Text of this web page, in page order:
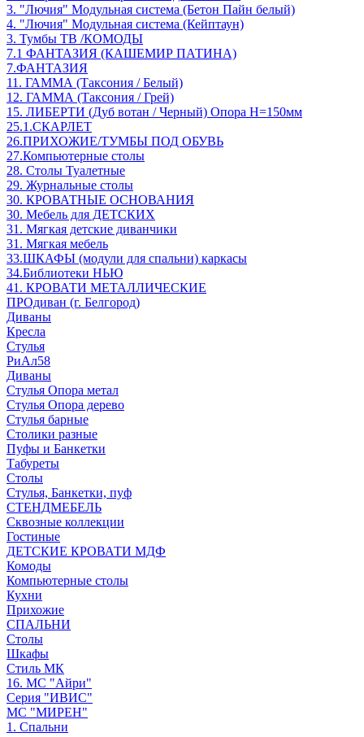
3. "Лючия" Модульная система (Бетон Пайн белый)
4. "Лючия" Модульная система (Кейптаун)
3. Тумбы ТВ /КОМОДЫ
7.1 ФАНТАЗИЯ (КАШЕМИР ПАТИНА)
7.ФАНТАЗИЯ
11. ГАММА (Таксония / Белый)
12. ГАММА (Таксония / Грей)
15. ЛИБЕРТИ (Дуб вотан / Черный) Опора Н=150мм
25.1.СКАРЛЕТ
26.ПРИХОЖИЕ/ТУМБЫ ПОД ОБУВЬ
27.Компьютерные столы
28. Столы Туалетные
29. Журнальные столы
30. КРОВАТНЫЕ ОСНОВАНИЯ
30. Мебель для ДЕТСКИХ
31. Мягкая детские диванчики
31. Мягкая мебель
33.ШКАФЫ (модули для спальни) каркасы
34.Библиотеки НЬЮ
41. КРОВАТИ МЕТАЛЛИЧЕСКИЕ
ПРОдиван (г. Белгород)
Диваны
Кресла
Стулья
РиАл58
Диваны
Стулья Опора метал
Стулья Опора дерево
Стулья барные
Столики разные
Пуфы и Банкетки
Табуреты
Столы
Стулья, Банкетки, пуф
СТЕНДМЕБЕЛЬ
Сквозные коллекции
Гостиные
ДЕТСКИЕ КРОВАТИ МДФ
Комоды
Компьютерные столы
Кухни
Прихожие
СПАЛЬНИ
Столы
Шкафы
Стиль МК
16. МС "Айри"
Серия "ИВИС"
МС "МИРЕН"
1. Спальни